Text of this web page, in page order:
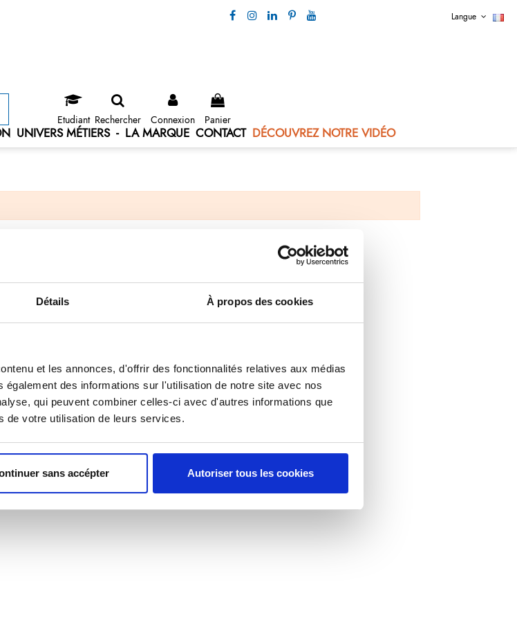
Détails À propos des cookies
et les annonces, d'offrir des fonctionnalités relatives aux médias
des informations sur l'utilisation de notre site avec nos
qui peuvent combiner celles-ci avec d'autres informations que
de votre utilisation de leurs services.
sans accépter Autoriser tous les cookies
Langue
Etudiant Rechercher Connexion Panier
UNIVERS MÉTIERS - LA MARQUE CONTACT DÉCOUVREZ NOTRE VIDÉO